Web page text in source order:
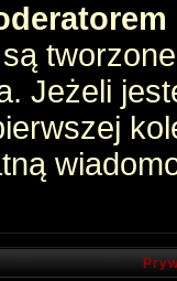
Jeżeli